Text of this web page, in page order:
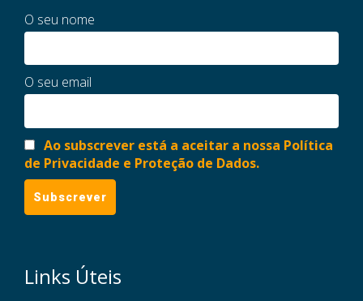
Links Úteis
O seu nome
O seu email
Ao subscrever está a aceitar a nossa Política
de Privacidade e Proteção de Dados.